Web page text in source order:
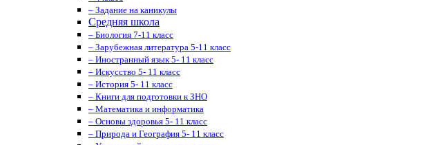
– Задание на каникулы
Средняя школа
– Биология 7-11 класс
– Зарубежная литература 5-11 класс
– Иностранный язык 5- 11 класс
– Искусство 5- 11 класс
– История 5- 11 класс
– Книги для подготовки к ЗНО
– Математика и информатика
– Основы здоровья 5- 11 класс
– Природа и География 5- 11 класс